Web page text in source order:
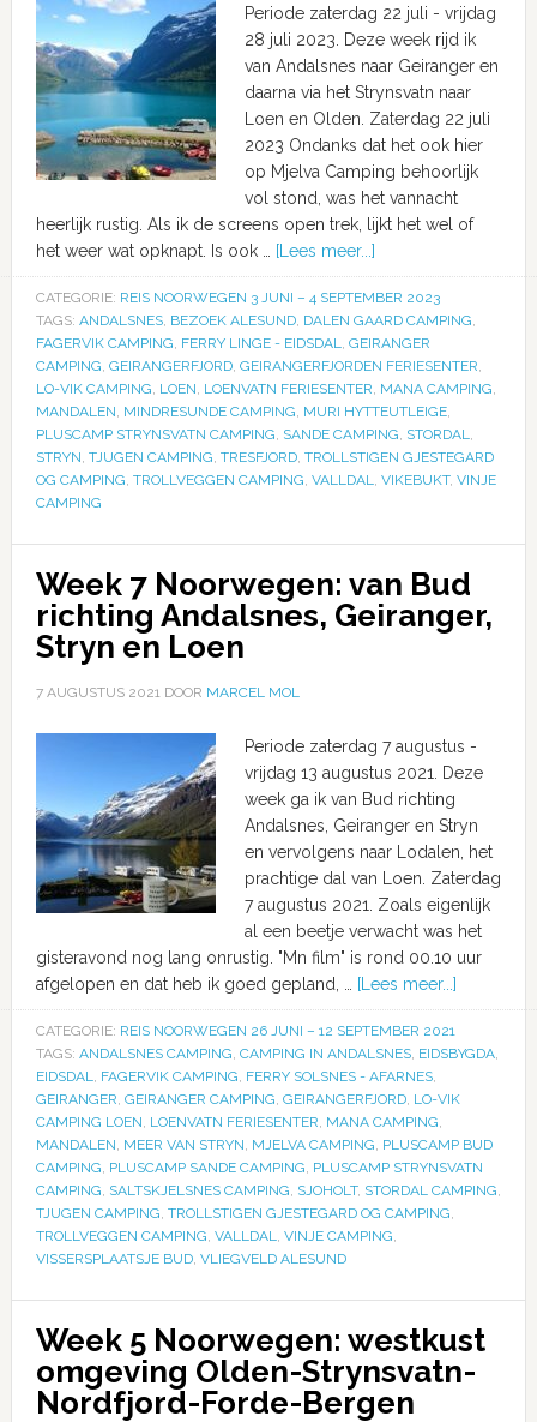
Periode zaterdag 22 juli - vrijdag
28 juli 2023. Deze week rijd ik
van Andalsnes naar Geiranger en
daarna via het Strynsvatn naar
Loen en Olden. Zaterdag 22 juli
2023 Ondanks dat het ook hier
op Mjelva Camping behoorlijk
vol stond, was het vannacht
heerlijk rustig. Als ik de screens open trek, lijkt het wel of
het weer wat opknapt. Is ook …
[Lees meer...]
CATEGORIE: REIS NOORWEGEN 3 JUNI – 4 SEPTEMBER 2023
TAGS: ANDALSNES, BEZOEK ALESUND, DALEN GAARD CAMPING,
FAGERVIK CAMPING, FERRY LINGE - EIDSDAL, GEIRANGER
CAMPING, GEIRANGERFJORD, GEIRANGERFJORDEN FERIESENTER,
LO-VIK CAMPING, LOEN, LOENVATN FERIESENTER, MANA CAMPING,
MANDALEN, MINDRESUNDE CAMPING, MURI HYTTEUTLEIGE,
PLUSCAMP STRYNSVATN CAMPING, SANDE CAMPING, STORDAL,
STRYN, TJUGEN CAMPING, TRESFJORD, TROLLSTIGEN GJESTEGARD
OG CAMPING, TROLLVEGGEN CAMPING, VALLDAL, VIKEBUKT, VINJE
CAMPING
Week 7 Noorwegen: van Bud
richting Andalsnes, Geiranger,
Stryn en Loen
7 AUGUSTUS 2021DOOR MARCEL MOL
Periode zaterdag 7 augustus -
vrijdag 13 augustus 2021. Deze
week ga ik van Bud richting
Andalsnes, Geiranger en Stryn
en vervolgens naar Lodalen, het
prachtige dal van Loen. Zaterdag
7 augustus 2021. Zoals eigenlijk
al een beetje verwacht was het
gisteravond nog lang onrustig. "Mn film" is rond 00.10 uur
afgelopen en dat heb ik goed gepland, …
[Lees meer...]
CATEGORIE: REIS NOORWEGEN 26 JUNI – 12 SEPTEMBER 2021
TAGS: ANDALSNES CAMPING, CAMPING IN ANDALSNES, EIDSBYGDA,
EIDSDAL, FAGERVIK CAMPING, FERRY SOLSNES - AFARNES,
GEIRANGER, GEIRANGER CAMPING, GEIRANGERFJORD, LO-VIK
CAMPING LOEN, LOENVATN FERIESENTER, MANA CAMPING,
MANDALEN, MEER VAN STRYN, MJELVA CAMPING, PLUSCAMP BUD
CAMPING, PLUSCAMP SANDE CAMPING, PLUSCAMP STRYNSVATN
CAMPING, SALTSKJELSNES CAMPING, SJOHOLT, STORDAL CAMPING,
TJUGEN CAMPING, TROLLSTIGEN GJESTEGARD OG CAMPING,
TROLLVEGGEN CAMPING, VALLDAL, VINJE CAMPING,
VISSERSPLAATSJE BUD, VLIEGVELD ALESUND
Week 5 Noorwegen: westkust
omgeving Olden-Strynsvatn-
Nordfjord-Forde-Bergen